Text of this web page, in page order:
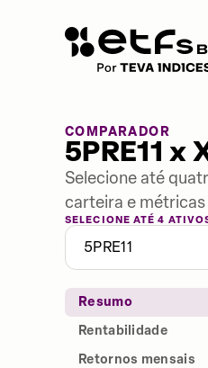
COMPARADOR
5PRE11 x
Selecione até
carteira e métricas
SELECIONE ATÉ 4
5PRE11
Resumo
Rentabilidade
Retornos mensais